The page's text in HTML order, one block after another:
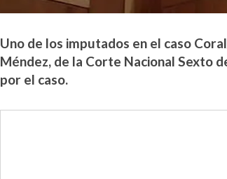
Uno de los imputados en el caso
Méndez, de la Corte Nacional Sexto
por el caso.